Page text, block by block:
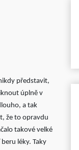
představit,
úplně v
a tak
že to opravdu
takové velké
léky. Taky